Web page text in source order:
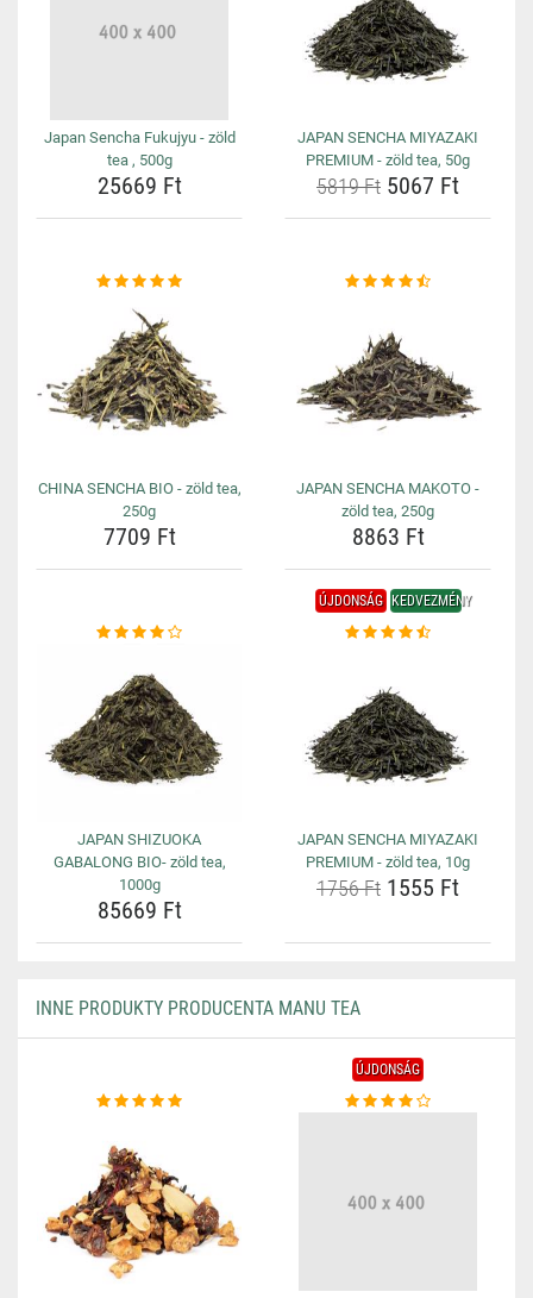
Japan Sencha Fukujyu - zöld
tea , 500g
25669 Ft
JAPAN SENCHA MIYAZAKI
PREMIUM - zöld tea, 50g
5819 Ft 5067 Ft
CHINA SENCHA BIO - zöld tea,
250g
7709 Ft
JAPAN SENCHA MAKOTO -
zöld tea, 250g
8863 Ft
JAPAN SHIZUOKA
GABALONG BIO- zöld tea,
1000g
85669 Ft
ÚJDONSÁG KEDVEZMÉNY
JAPAN SENCHA MIYAZAKI
PREMIUM - zöld tea, 10g
1756 Ft 1555 Ft
INNE PRODUKTY PRODUCENTA MANU TEA
ÚJDONSÁG